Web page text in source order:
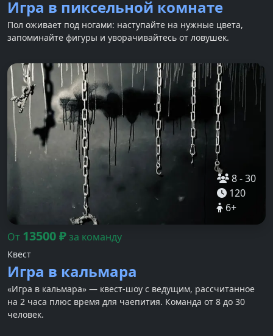
Игра в пиксельной комнате
Пол оживает под ногами: наступайте на нужные цвета,
запоминайте фигуры и уворачивайтесь от ловушек.
8-30
120
6+
От 13500₽за команду
Квест
Игра в кальмара
«Игра в кальмара» — квест-шоу с ведущим, рассчитанное
на 2 часа плюс время для чаепития. Команда от 8 до 30
человек.